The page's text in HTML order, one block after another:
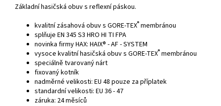
Základní hasičská obuv s reflexní páskou.
kvalitní zásahová obuv s GORE-TEX® membránou
splňuje EN 345 S3 HRO HI TI FPA
novinka firmy HAX: HAIX® - AF - SYSTEM
vysoce kvalitní hasičská obuv s GORE-TEX® membránou
speciálně tvarovaný nárt
fixovaný kotník
nadměrné velikosti: EU 48 pouze za příplatek
standardní velikosti: EU 36 - 47
záruka: 24 měsíců